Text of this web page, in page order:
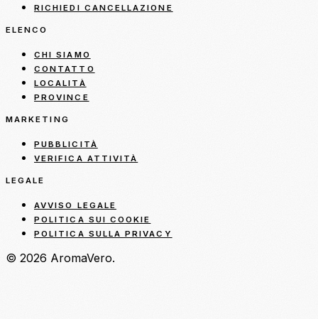
RICHIEDI CANCELLAZIONE
ELENCO
CHI SIAMO
CONTATTO
LOCALITÀ
PROVINCE
MARKETING
PUBBLICITÀ
VERIFICA ATTIVITÀ
LEGALE
AVVISO LEGALE
POLITICA SUI COOKIE
POLITICA SULLA PRIVACY
© 2026 AromaVero.